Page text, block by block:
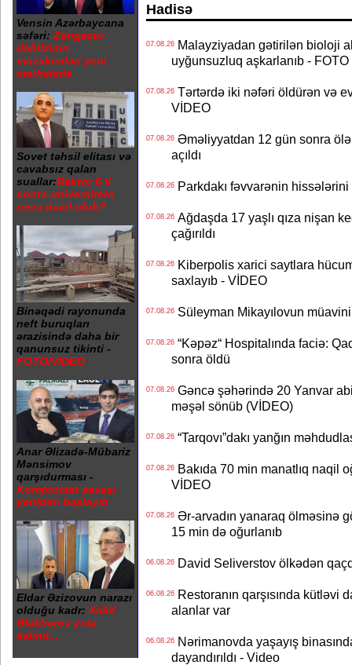
Vensin Azərbaycana
səfəri: Zəngəzur
dəhlizinin
müzakirələri yeni
mərhələdə
Sovet təhsil elitası və
cavabsız qalan
suallar:Rektor 6 il
sonra universitetə
necə daxil olub?
Binəqədi rayonunda
neft buruqları
ərazisində daha bir
qanunsuz tikinti -
FOTO/VİDEO
Anar Əlizadə-Mübariz
Mənsimov
qarşıdurması -
Kompromat savaşı
yenidən başlayıb
Eldar Əzizovun narazı
olduğu kadr: Xalid
Ələkbərov yola
salınır...
Hadisə
07.08.26Malayziyadan gətirilən bioloji
uyğunsuzluq aşkarlanıb - FOTO
07.08.26Tərtərdə iki nəfəri öldürən və
VİDEO
07.08.26Əməliyyatdan 12 gün sonra
açıldı
07.08.26Parkdakı fəvvarənin hissələrini
07.08.26Ağdaşda 17 yaşlı qıza nişan
çağırıldı
07.08.26Kiberpolis xarici saytlara
saxlayıb - VİDEO
07.08.26Süleyman Mikayılovun
07.08.26“Kəpəz“ Hospitalında faciə:
sonra öldü
07.08.26Gəncə şəhərində 20 Yanvar
məşəl sönüb (VİDEO)
07.08.26“Tarqovı”dakı yanğın
07.08.26Bakıda 70 min manatlıq naqil
VİDEO
07.08.26Ər-arvadın yanaraq ölməsinə
15 min də oğurlanıb
06.08.26David Seliverstov ölkədən
06.08.26Restoranın qarşısında kütləvi
alanlar var
06.08.26Nərimanovda yaşayış
dayandırıldı - Video